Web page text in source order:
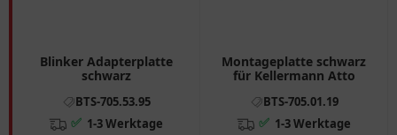
Blinker Adapterplatte
schwarz
BTS-705.53.95
✅ 1-3 Werktage
Montageplatte schwarz
für Kellermann Atto
BTS-705.01.19
✅ 1-3 Werktage